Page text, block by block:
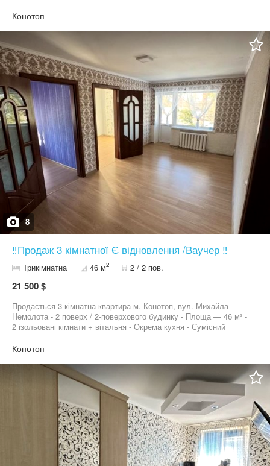
Конотоп
8
‼️Продаж 3 кімнатної Є відновлення /Ваучер ‼️
Трикімнатна 46 м2 2 / 2 пов.
21 500 $
Продається 3-кімнатна квартира м. Конотоп, вул. Михайла
Немолота - 2 поверх / 2-поверхового будинку - Площа — 46 м² -
2 ізольовані кімнати + вітальня - Окрема кухня - Сумісний
опалення (двоконтурний газовий котел) Також можливий розгляд
Конотоп